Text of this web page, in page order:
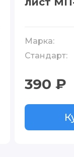
Марка:
Стандарт:
390 ₽